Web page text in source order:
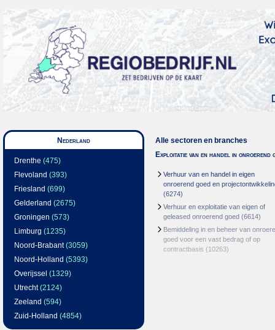
Nederland
Drenthe (475)
Flevoland (393)
Friesland (699)
Gelderland (2675)
Groningen (573)
Limburg (1235)
Noord-Brabant(3059)
Noord-Holland (5393)
Overijssel (1329)
Utrecht(2124)
Zeeland (594)
Zuid-Holland (4854)
Alle sectoren en branches
Exploitatie van en handel in onroerend
Verhuur van en handel in eigen
onroerend goed en
(6274)
Verhuur en exploitatie van eigen of
geleased onroerend goed (6614)
Bemiddeling in en beheer van
goed voor een vast bedrag of op
contractbasis (10263)